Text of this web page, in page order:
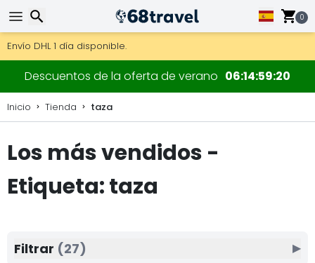
0
Consigue el envío gratuito en pedidos de más de 250 €.
Envío DHL 1 día disponible.
30 días para devoluciones, 90 días para mapas de madera
Descuentos de la oferta de verano 06145918
Inicio Tienda taza
Los más vendidos -
Etiqueta: taza
Filtrar (27) ▶
Buscar
Buscar